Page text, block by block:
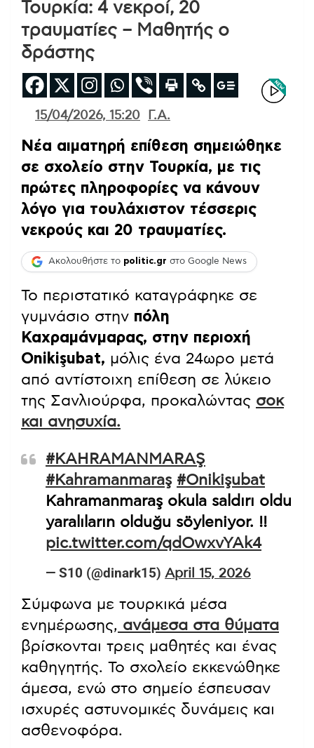
Τουρκία: 4 νεκροί, 20
τραυματίες – Μαθητής ο
δράστης
15/04/2026, 15:20 Γ.Α.
Νέα αιματηρή επίθεση σημειώθηκε
σε σχολείο στην Τουρκία, με τις
πρώτες πληροφορίες να κάνουν
λόγο για τουλάχιστον τέσσερις
νεκρούς και 20 τραυματίες.
Ακολουθήστε το politic.gr στο Google News
Το περιστατικό καταγράφηκε σε
γυμνάσιο στην πόλη
Καχραμάνμαρας, στην περιοχή
Onikişubat, μόλις ένα 24ωρο μετά
από αντίστοιχη επίθεση σε λύκειο
της Σανλιούρφα, προκαλώντας σοκ
και ανησυχία.